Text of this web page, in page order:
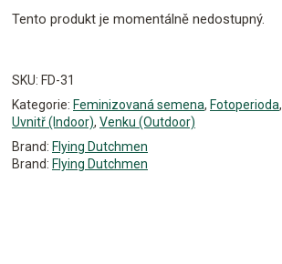
Tento produkt je momentálně nedostupný.
SKU: FD-31
Kategorie: Feminizovaná semena, Fotoperioda,
Uvnitř (Indoor), Venku (Outdoor)
Brand: Flying Dutchmen
Brand: Flying Dutchmen